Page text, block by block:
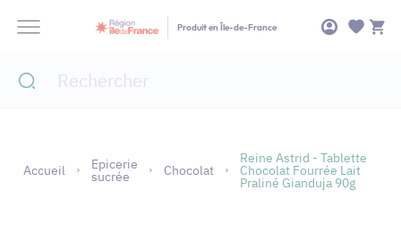
Produit en Île-de-France
Accueil Epicerie
sucrée Chocolat
Reine Astrid - Tablette
Chocolat Fourrée Lait
Praliné Gianduja 90g